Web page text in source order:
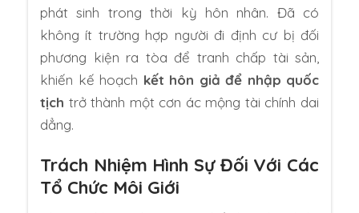
phát sinh trong thời kỳ hôn nhân. Đã có
không ít trường hợp người đi định cư bị đối
phương kiện ra tòa để tranh chấp tài sản,
khiến kế hoạch kết hôn giả để nhập quốc
tịch trở thành một cơn ác mộng tài chính dai
dẳng.
Trách Nhiệm Hình Sự Đối Với Các
Tổ Chức Môi Giới